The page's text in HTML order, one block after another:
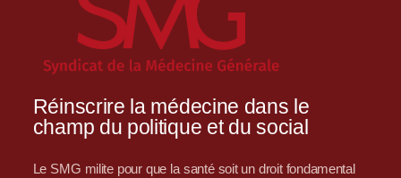
Réinscrire la médecine dans le
champ du politique et du social
Le SMG milite pour que la santé soit un droit fondamental